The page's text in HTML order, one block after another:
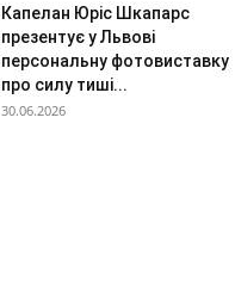
Капелан Юріс Шкапарс
презентує у Львові
персональну фотовиставку
про силу тиші...
30.06.2026